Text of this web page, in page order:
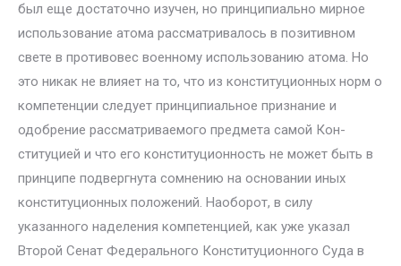
был еще достаточно изучен, но принципи­ально мирное
использование атома рассматривалось в позитивном
све­те в противовес военному использованию атома. Но
это никак не влияет на то, что из конституционных норм о
компетенции следует принципи­альное признание и
одобрение рассматриваемого предмета самой Кон­
ституцией и что его конституционность не может быть в
принципе под­вергнута сомнению на основании иных
конституционных положений. Наоборот, в силу
указанного наделения компетенцией, как уже указал
Второй Сенат Федерального Конституционного Суда в